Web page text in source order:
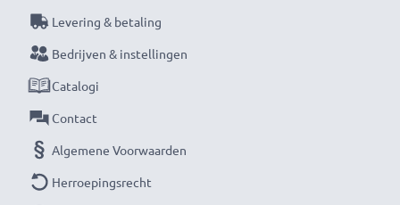
compacte LCD-batterijlader van CELLONIC. Bestel
nu met snelle levering en 3 jaar garantie!
Levering & betaling
Bedrijven & instellingen
Catalogi
Contact
Algemene Voorwaarden
Herroepingsrecht